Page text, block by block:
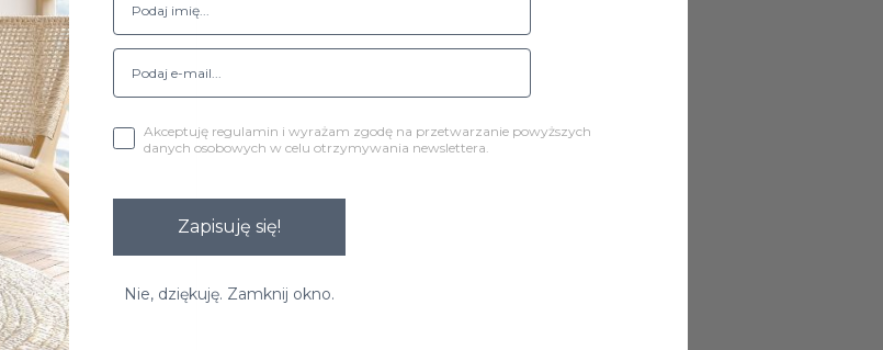
Akceptuję regulamin i wyrażam zgodę na przetwarzanie powyższych
danych osobowych w celu otrzymywania newslettera.
Zapisuję się!
Nie, dziękuję. Zamknij okno.